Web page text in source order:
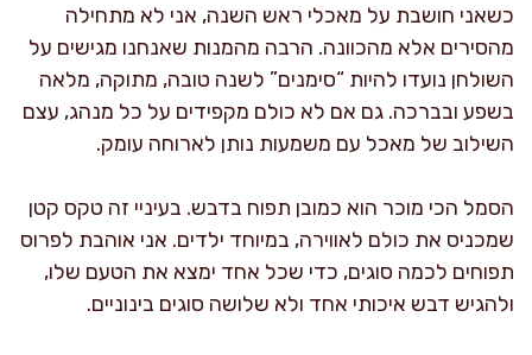
כשאני חושבת על מאכלי ראש השנה, אני לא מתחילה
מהסירים אלא מהכוונה. הרבה מהמנות שאנחנו מגישים על
השולחן נועדו להיות “סימנים” לשנה טובה, מתוקה, מלאה
בשפע ובברכה. גם אם לא כולם מקפידים על כל מנהג, עצם
השילוב של מאכל עם משמעות נותן לארוחה עומק.
הסמל הכי מוכר הוא כמובן תפוח בדבש. בעיניי זה טקס קטן
שמכניס את כולם לאווירה, במיוחד ילדים. אני אוהבת לפרוס
תפוחים לכמה סוגים, כדי שכל אחד ימצא את הטעם שלו,
ולהגיש דבש איכותי אחד ולא שלושה סוגים בינוניים.